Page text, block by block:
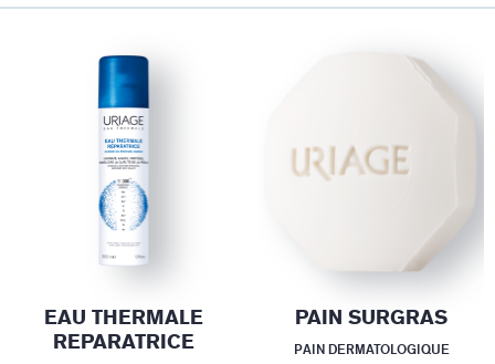
EAU THERMALE
REPARATRICE
PAIN SURGRAS
PAIN DERMATOLOGIQUE